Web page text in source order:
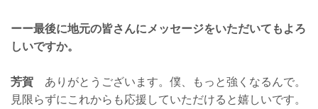
ーー最後に地元の皆さんにメッセージをいただいてもよろ
しいですか。
芳賀 ありがとうございます。僕、もっと強くなるんで。
見限らずにこれからも応援していただけると嬉しいです。